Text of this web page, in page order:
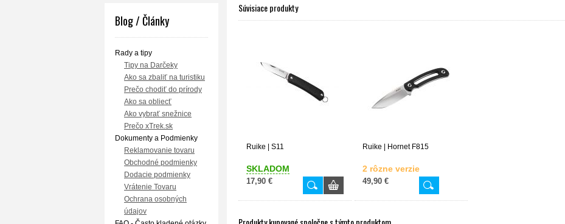
Blog / Články
Rady a tipy
Tipy na Darčeky
Ako sa zbaliť na turistiku
Prečo chodiť do prírody
Ako sa obliecť
Ako vybrať snežnice
Prečo xTrek.sk
Dokumenty a Podmienky
Reklamovanie tovaru
Obchodné podmienky
Dodacie podmienky
Vrátenie Tovaru
Ochrana osobných
údajov
Súvisiace produkty
Ruike | S11
SKLADOM
17,90 €
Ruike | Hornet F815
2 rôzne verzie
49,90 €